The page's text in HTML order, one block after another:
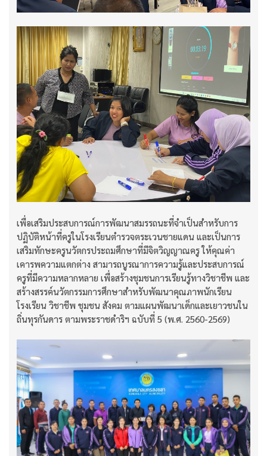
เพื่อเสริมประสบการณ์การพัฒนาสมรรถนะที่จำเป็นสำหรับการ
ปฏิบัติหน้าที่ครูในโรงเรียนตำรวจตระเวนชายแดน และเป็นการ
เสริมทักษะครูนวัตกรประถมศึกษาที่มีจิตวิญญาณครู ให้คุณค่า
เคารพความแตกต่าง สามารถบูรณาการความรู้และประสบการณ์
ครูที่มีความหลากหลาย เพื่อสร้างชุมชนการเรียนรู้ทางวิชาชีพ และ
สร้างสรรค์นวัตกรรมการศึกษาสำหรับพัฒนาคุณภาพนักเรียน
โรงเรียน วิชาชีพ ชุมชน สังคม ตามแผนพัฒนาเด็กและเยาวชนใน
ถิ่นทุรกันดาร ตามพระราชดำริฯ ฉบับที่ 5 (พ.ศ. 2560-2569)